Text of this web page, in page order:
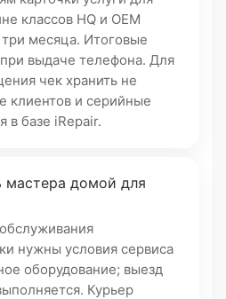
классов HQ и OEM
три месяца. Итоговые
выдаче телефона. Для
чек хранить не
клиентов и серийные
в базе iRepair.
домой для
нужны условия сервиса
оборудование; выезд
Курьер